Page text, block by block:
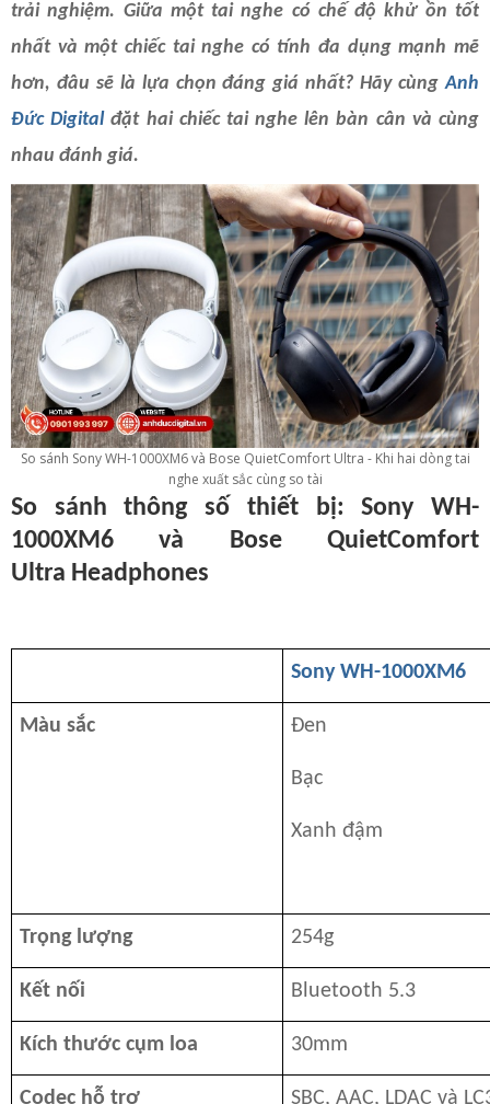
trải nghiệm. Giữa một tai nghe có chế độ khử ồn tốt
nhất và một chiếc tai nghe có tính đa dụng mạnh mẽ
hơn, đâu sẽ là lựa chọn đáng giá nhất? Hãy cùngAnh
Đức Digital đặt hai chiếc tai nghe lên bàn cân và cùng
nhau đánh giá.
So sánh Sony WH-1000XM6 và Bose QuietComfort Ultra - Khi hai dòng tai
nghe xuất sắc cùng so tài
So sánh thông số thiết bị: Sony WH-
1000XM6 và Bose QuietComfort
Ultra Headphones
Sony WH-1000XM6
Màu sắc Đen
Bạc
Xanh đậm
Trọng lượng 254g
Kết nối Bluetooth 5.3
Kích thước cụm loa 30mm
Codec hỗ trợ SBC, AAC, LDAC và